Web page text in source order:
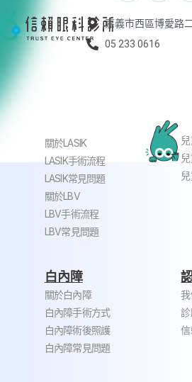
嘉義市西區博愛路
05 233 0616
關於LASIK
LASIK手術流程
LASIK常見問題
關於LBV
LBV手術流程
LBV常見問題
白內障
關於白內障
白內障手術方式
白內障術後照護
白內障常見問題